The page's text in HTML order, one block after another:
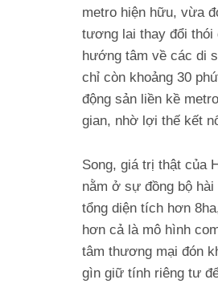
metro hiện hữu, vừa
tương lai thay đổi thói
hướng tâm về các di
chỉ còn khoảng 30
động sản liền kề
gian, nhờ lợi thế kết
Song, giá trị thật của
nằm ở sự đồng bộ
tổng diện tích hơn
hơn cả là mô hình
tâm thương mại đón
gìn giữ tính riêng tư